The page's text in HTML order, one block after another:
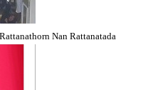
Rattanathorn Nan Rattanatada